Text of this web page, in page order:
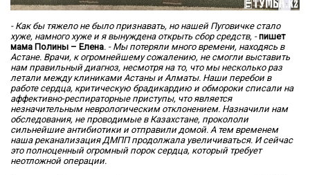
- Как бы тяжело не было признавать, но нашей Пуговичке стало
хуже, намного хуже и я вынуждена открыть сбор средств, -пишет
мама Полины – Елена. - Мы потеряли много времени, находясь в
Астане. Врачи, к огромнейшему сожалению, не смогли выставить
нам правильный диагноз, несмотря на то, что мы несколько раз
летали между клиниками Астаны и Алматы. Наши перебои в
работе сердца, критическую брадикардию и обмороки списали на
аффективно-респираторные приступы, что является
незначительным неврологическим отклонением. Назначили нам
обследования, не проводимые в Казахстане, прокололи
сильнейшие антибиотики и отправили домой. А тем временем
наша реканализация ДМПП продолжала увеличиваться. И сейчас
это полноценный огромный порок сердца, который требует
неотложной операции.